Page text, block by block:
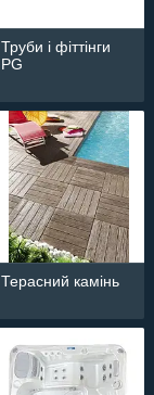
Труби і фіттінги
PG
Терасний камінь